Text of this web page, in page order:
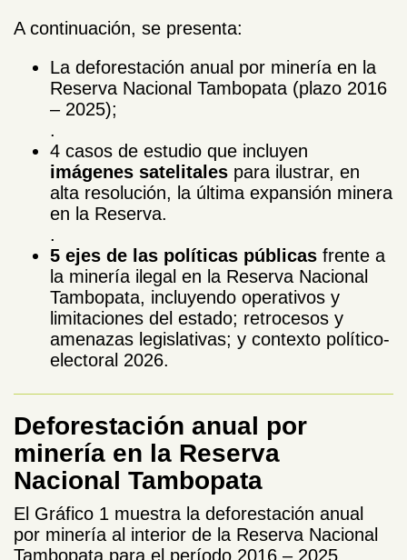
A continuación, se presenta:
La deforestación anual por minería en la
Reserva Nacional Tambopata (plazo 2016
– 2025);
.
4 casos de estudio que incluyen
imágenes satelitales para ilustrar, en
alta resolución, la última expansión minera
en la Reserva.
.
5 ejes de las políticas públicas frente a
la minería ilegal en la Reserva Nacional
Tambopata, incluyendo operativos y
limitaciones del estado; retrocesos y
amenazas legislativas; y contexto político-
electoral 2026.
Deforestación anual por
minería en la Reserva
Nacional Tambopata
El Gráfico 1 muestra la deforestación anual
por minería al interior de la Reserva Nacional
Tambopata para el período 2016 – 2025.